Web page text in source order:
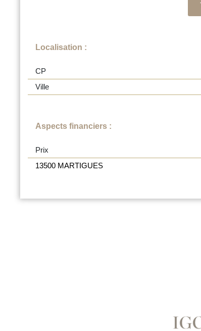
Localisation :
CP
Ville
Aspects financiers :
Prix
13500 MARTIGUES